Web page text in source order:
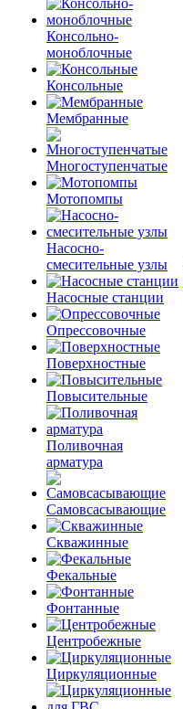
Консольно-
моноблочные
Консольные
Мембранные
Многоступенчатые
Мотопомпы
Насосно-
смесительные узлы
Насосные станции
Опрессовочные
Поверхностные
Повысительные
Поливочная
арматура
Самовсасывающие
Скважинные
Фекальные
Фонтанные
Центробежные
Циркуляционные